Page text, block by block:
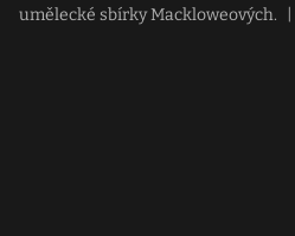
umělecké sbírky Mackloweových.